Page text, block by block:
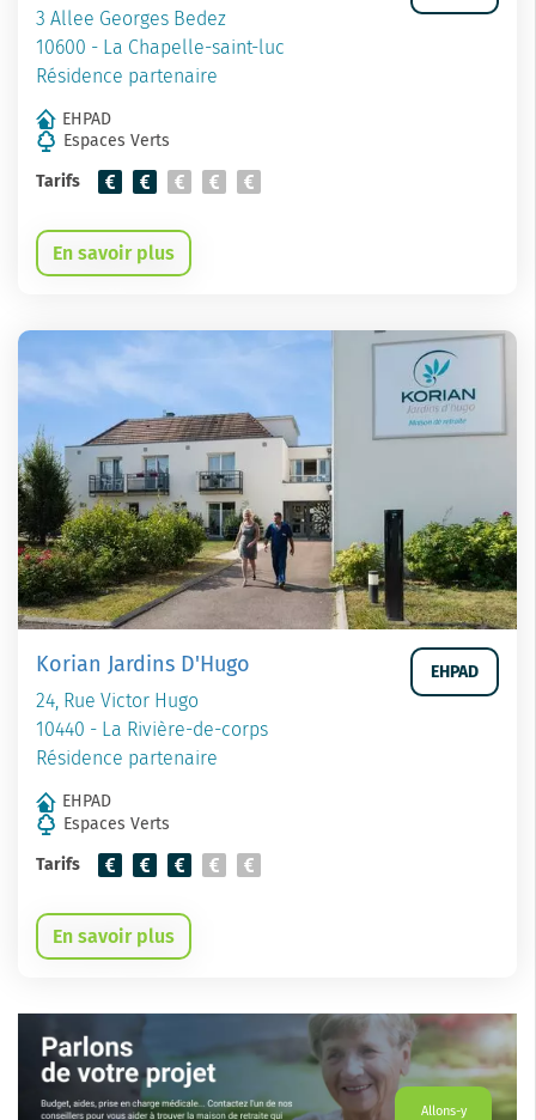
3 Allee Georges Bedez
10600 - La Chapelle-saint-luc
Résidence partenaire
EHPAD
Espaces Verts
Tarifs
En savoir plus
Korian Jardins D'Hugo
24, Rue Victor Hugo
10440 - La Rivière-de-corps
Résidence partenaire
EHPAD
EHPAD
Espaces Verts
Tarifs
En savoir plus
Allons-y